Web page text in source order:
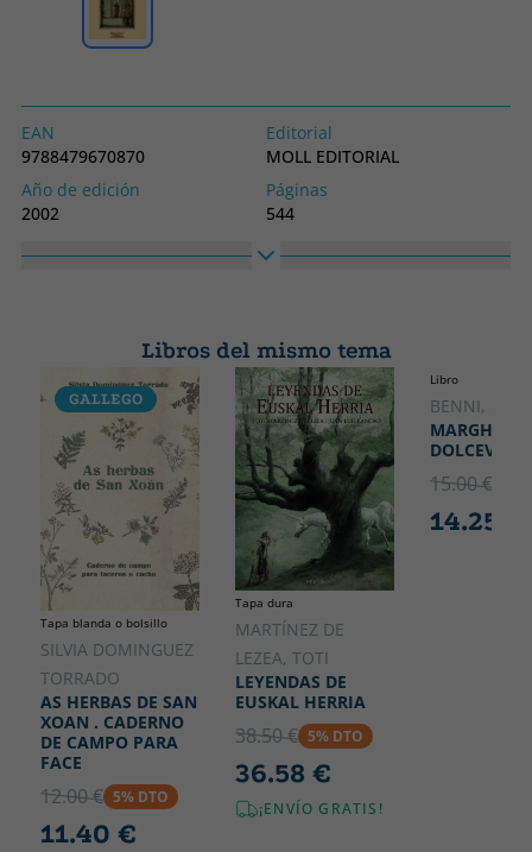
EAN
9788479670870
Editorial
MOLL EDITORIAL
Año de edición
2002
Páginas
544
Colección
Libros del mismo tema
GALLEGO
Tapa blanda o bolsillo
SILVIA DOMINGUEZ
TORRADO
AS HERBAS DE SAN
XOAN . CADERNO
DE CAMPO PARA
FACE
12.00 € 5% DTO
11.40 €
Tapa dura
MARTÍNEZ DE
LEZEA, TOTI
LEYENDAS DE
EUSKAL HERRIA
38.50 € 5% DTO
36.58 €
¡ENVÍO GRATIS!
CATALÁN
Libro
BENNI,
DOLCEVITA
15.00 €
14.25 €